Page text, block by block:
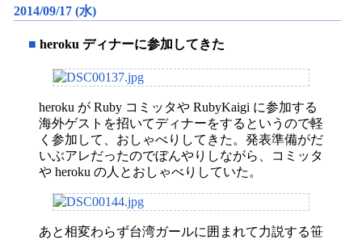
2014/09/17 (水)
■ heroku ディナーに参加してきた
heroku が Ruby コミッタや RubyKaigi に参加する
海外ゲストを招いてディナーをするというので軽
く参加して、おしゃべりしてきた。発表準備がだ
いぶアレだったのでぼんやりしながら、コミッタ
や heroku の人とおしゃべりしていた。
あと相変わらず台湾ガールに囲まれて力説する笹